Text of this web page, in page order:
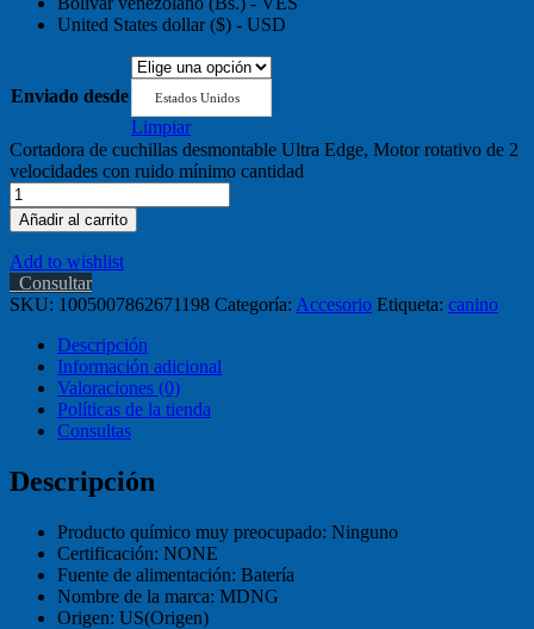
United States dollar ($) - USD
Enviado desde Estados Unidos
Limpiar
Cortadora de cuchillas desmontable Ultra Edge, Motor rotativo de 2
velocidades con ruido mínimo cantidad
Añadir al carrito
Add to wishlist
Consultar
SKU: 1005007862671198 Categoría: Accesorio Etiqueta: canino
Descripción
Información adicional
Valoraciones (0)
Políticas de la tienda
Consultas
Descripción
Producto químico muy preocupado: Ninguno
Certificación: NONE
Fuente de alimentación: Batería
Nombre de la marca: MDNG
Origen: US(Origen)